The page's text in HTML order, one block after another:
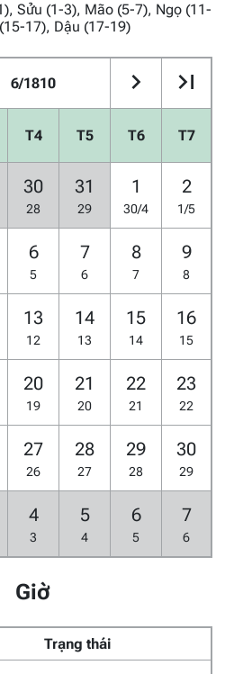
Sửu (1-3), Mão (5-7), Ngọ (11-
17), Dậu (17-19)
6/1810
T4 T5 T6 T7
30
28
31
29
1
30/4
2
1/5
6
5
7
6
8
7
9
8
13
12
14
13
15
14
16
15
20
19
21
20
22
21
23
22
27
26
28
27
29
28
30
29
4
3
5
4
6
5
7
6
Giờ
Trạng thái